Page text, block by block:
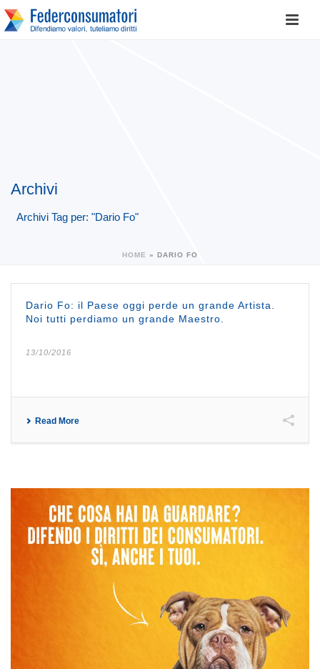
Archivi
Archivi Tag per: "Dario Fo"
HOME » DARIO FO
Dario Fo: il Paese oggi perde un grande Artista.
Noi tutti perdiamo un grande Maestro.
13/10/2016
Read More